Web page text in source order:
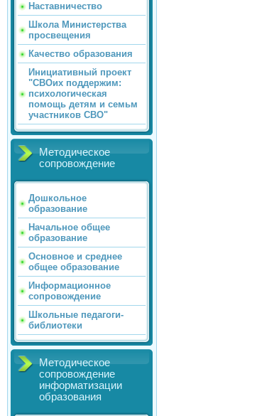
Наставничество
Школа Министерства
просвещения
Качество образования
Инициативный проект
"СВОих поддержим:
психологическая
помощь детям и семьм
участников СВО"
Методическое
сопровождение
Дошкольное
образование
Начальное общее
образование
Основное и среднее
общее образование
Информационное
сопровождение
Школьные педагоги-
библиотеки
Методическое
сопровождение
информатизации
образования